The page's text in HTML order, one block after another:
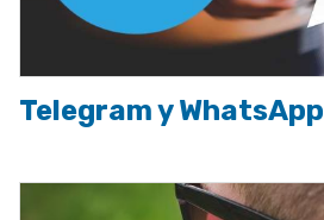
Telegram y WhatsApp